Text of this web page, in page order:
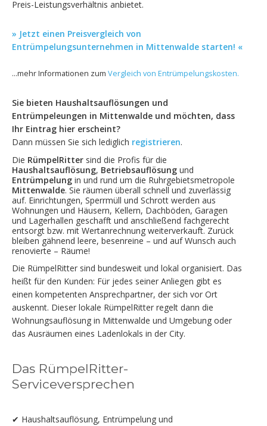
Preis-Leistungsverhältnis anbietet.
» Jetzt einen Preisvergleich von
Entrümpelungsunternehmen in Mittenwalde starten! «
...mehr Informationen zum Vergleich von Entrümpelungskosten.
Sie bieten Haushaltsauflösungen und
Entrümpeleungen in Mittenwalde und möchten, dass
Ihr Eintrag hier erscheint?
Dann müssen Sie sich lediglich registrieren.
Die RümpelRitter sind die Profis für die
Haushaltsauflösung, Betriebsauflösung und
Entrümpelung in und rund um die Ruhrgebietsmetropole
Mittenwalde. Sie räumen überall schnell und zuverlässig
auf. Einrichtungen, Sperrmüll und Schrott werden aus
Wohnungen und Häusern, Kellern, Dachböden, Garagen
und Lagerhallen geschafft und anschließend fachgerecht
entsorgt bzw. mit Wertanrechnung weiterverkauft. Zurück
bleiben gähnend leere, besenreine – und auf Wunsch auch
renovierte – Räume!
Die RümpelRitter sind bundesweit und lokal organisiert. Das
heißt für den Kunden: Für jedes seiner Anliegen gibt es
einen kompetenten Ansprechpartner, der sich vor Ort
auskennt. Dieser lokale RümpelRitter regelt dann die
Wohnungsauflösung in Mittenwalde und Umgebung oder
das Ausräumen eines Ladenlokals in der City.
Das RümpelRitter-
Serviceversprechen
✔ Haushaltsauflösung, Entrümpelung und